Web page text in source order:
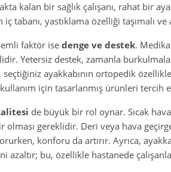
kalan bir sağlık çalışanı, rahat bir
iç tabanı, yastıklama özelliği taşımalı
faktör isedenge ve destek.
Yetersiz destek, zamanla
seçtiğiniz ayakkabının ortopedik
için tasarlanmış ürünleri tercih
de büyük bir rol oynar. Sıcak
olması gereklidir. Deri veya hava
korurken, konforu da artırır. Ayrıca,
azaltır; bu, özellikle hastanede